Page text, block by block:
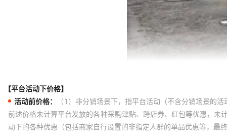
【平台活动下价格】
活动前价格：
（1）非分销场景下，指平台活动（不含分销场景的
前述价格未计算平台发放的各种采购津贴、跨店券、红包等优惠，
动下的各种优惠（包括商家自行设置的非指定人群的单品优惠等，最